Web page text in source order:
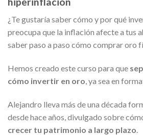
¿Te gustaría saber cómo y por qué
preocupa que la inflación afecte a tus
saber paso a paso cómo comprar oro
Hemos creado este curso para que
cómo invertir en oro, ya sea en
Alejandro lleva más de una década
desde hace años, divulgado sobre
crecer tu patrimonio a largo plazo.